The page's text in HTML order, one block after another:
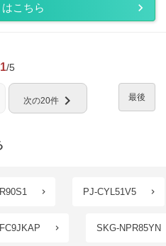
こちら
1/5
最後
次の20件 chevron_right
PJ-CYL51V5
SKG-NPR85YN